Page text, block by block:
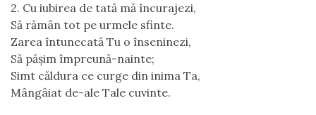
2. Cu iubirea de tată mă încurajezi,
Să rămân tot pe urmele sfinte.
Zarea întunecată Tu o înseninezi,
Să pășim împreună-nainte;
Simt căldura ce curge din inima Ta,
Mângâiat de-ale Tale cuvinte.